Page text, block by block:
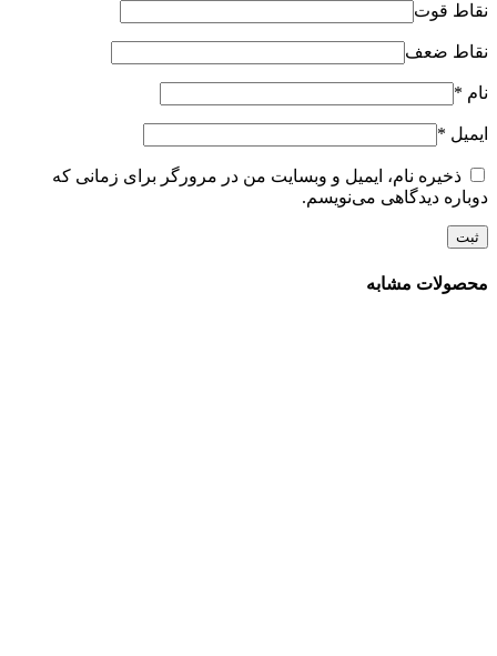
نقاط قوت
نقاط ضعف
نام *
ایمیل *
ذخیره نام، ایمیل و وبسایت من در مرورگر برای زمانی که
دوباره دیدگاهی می‌نویسم.
محصولات مشابه